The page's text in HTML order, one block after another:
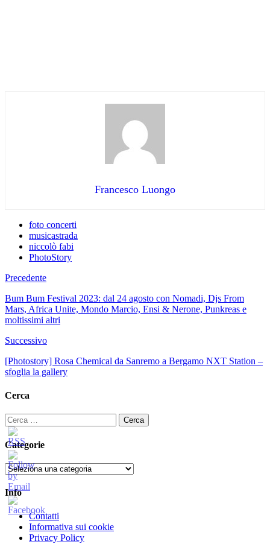
Francesco Luongo
foto concerti
musicastrada
niccolò fabi
PhotoStory
Precedente
Bum Bum Festival 2023: dal 24 agosto con Nomadi, Djs From
Mars, Africa Unite, Mondo Marcio, Ensi & Nerone, Punkreas e
moltissimi altri
Successivo
[Photostory] Rosa Chemical da Sanremo a Bergamo NXT Station –
sfoglia la gallery
Cerca
Ricerca
per:
Categorie
Categorie
Info
Contatti
Informativa sui cookie
Privacy Policy